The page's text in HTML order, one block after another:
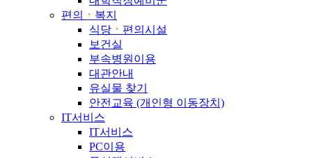
편의ㆍ복지
식당ㆍ편의시설
보건실
부속병원이용
대관안내
유실물 찾기
안전교육 (개인형 이동장치)
IT서비스
IT서비스
PC이용